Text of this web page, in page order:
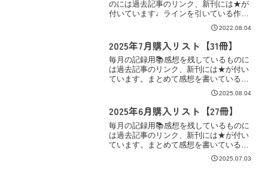
のには過去記事のリンク、新刊には★が
付いています♩ラインを引いている作品
は読書記録にまとめてありますので、そ
のリンクを。コミックシーモア【BL漫
画】★花恋つらね 8/夏目イサク★【単
話】花丸漫画 キス7回...
2022.08.04
2025年7月購入リスト【31冊】
毎月の記録用📚感想を残しているものに
は過去記事のリンク、新刊には★が付い
ています。まとめて感想を書いている作
品にはラインと、その下にリンクを。電
子書籍コミックシーモア【BL漫画】★夜
空と甘い星/神田猫★お参りですよ 番外編
★お参りですよ 特...
2025.08.04
2025年6月購入リスト【27冊】
毎月の記録用📚感想を残しているものに
は過去記事のリンク、新刊には★が付い
ています。まとめて感想を書いている作
品にはラインと、その下にリンクを。電
子書籍コミックシーモア【BL漫画】★腐
2025.07.03